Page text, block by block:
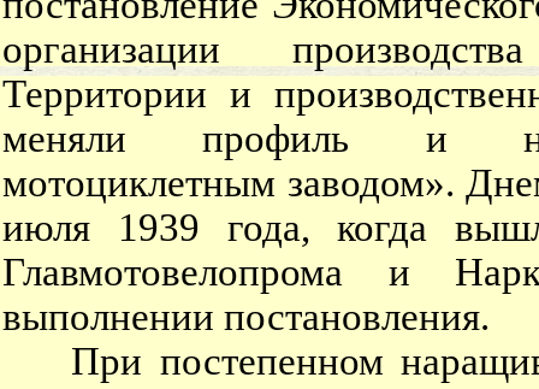
организации
Территории и
меняли профиль и
мотоциклетным заводом».
июля 1939 года, когда
Главмотовелопрома и
выполнении постановления.
При постепенном